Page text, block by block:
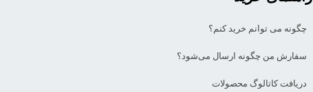
چگونه می توانم خرید کنم؟
سفارش من چگونه ارسال می‌شود؟
دریافت کاتالوگ محصولات